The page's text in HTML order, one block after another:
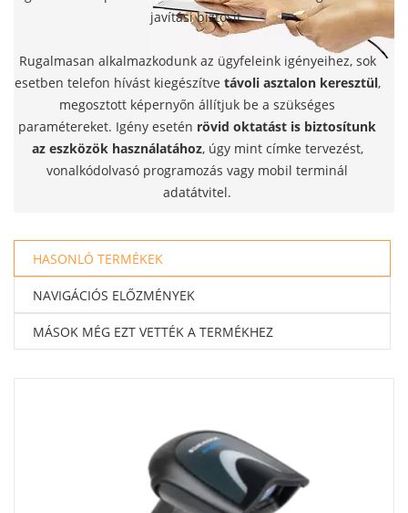
javítási biztosít.
Rugalmasan alkalmazkodunk az ügyfeleink igényeihez, sok
esetben telefon hívást kiegészítve távoli asztalon keresztül,
megosztott képernyőn állítjuk be a szükséges
paramétereket. Igény esetén rövid oktatást is biztosítunk
az eszközök használatához, úgy mint címke tervezést,
vonalkódolvasó programozás vagy mobil terminál
adatátvitel.
HASONLÓ TERMÉKEK
NAVIGÁCIÓS ELŐZMÉNYEK
MÁSOK MÉG EZT VETTÉK A TERMÉKHEZ